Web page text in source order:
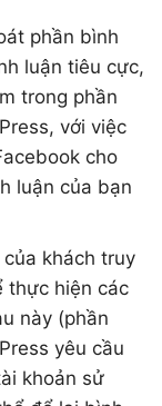
phần bình
luận tiêu cực,
trong phần
với việc
cho
luận của bạn
khách truy
thực hiện các
này (phần
yêu cầu
khoản sử